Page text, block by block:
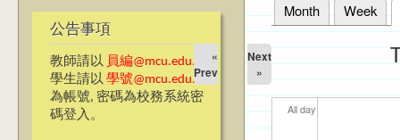
公告事項
教師請以 員編@mcu.edu.tw
學生請以 學號@mcu.edu.tw
為帳號, 密碼為校務系統密
碼登入。
Primary tabs
Month Week
«
Prev
Next
»
All day